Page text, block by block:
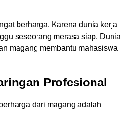
berharga. Karena dunia kerja
seseorang merasa siap. Dunia
magang membantu mahasiswa
Profesional
dari magang adalah